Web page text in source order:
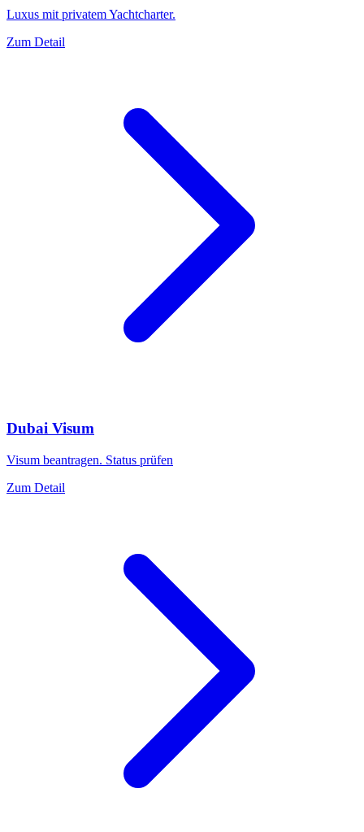
Luxus mit privatem Yachtcharter.
Zum Detail
Dubai Visum
Visum beantragen. Status prüfen
Zum Detail